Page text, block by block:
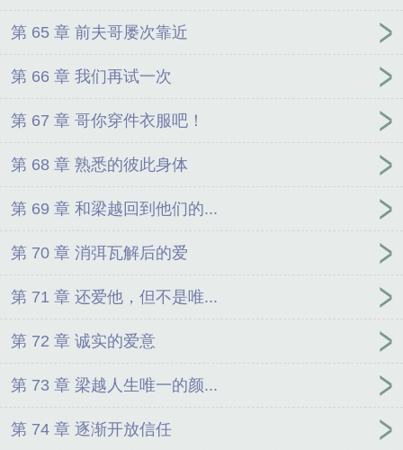
第 65 章 前夫哥屡次靠近
第 66 章 我们再试一次
第 67 章 哥你穿件衣服吧！
第 68 章 熟悉的彼此身体
第 69 章 和梁越回到他们的...
第 70 章 消弭瓦解后的爱
第 71 章 还爱他，但不是唯...
第 72 章 诚实的爱意
第 73 章 梁越人生唯一的颜...
第 74 章 逐渐开放信任